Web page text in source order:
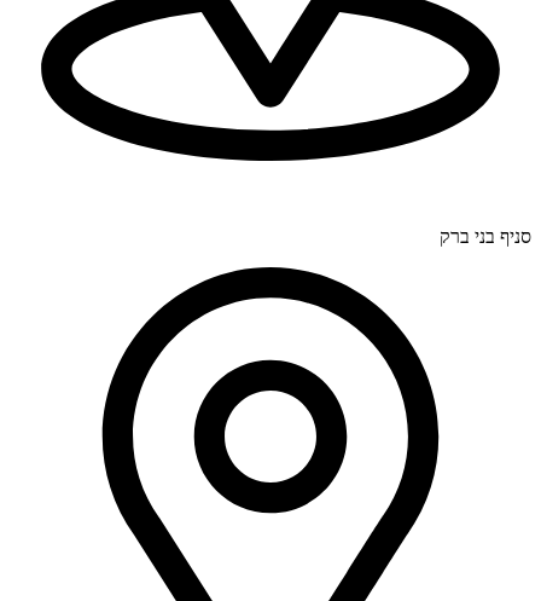
סניף בני ברק